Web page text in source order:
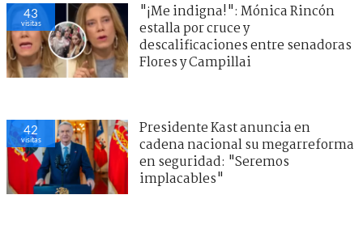
43
visitas
"¡Me indigna!": Mónica Rincón
estalla por cruce y
descalificaciones entre senadoras
Flores y Campillai
42
visitas
Presidente Kast anuncia en
cadena nacional su megarreforma
en seguridad: "Seremos
implacables"